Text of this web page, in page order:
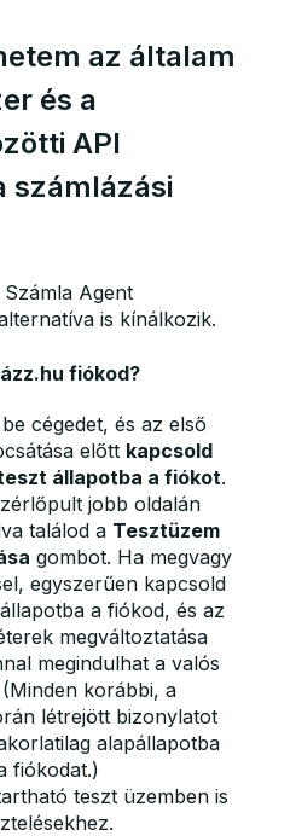
az általam
és a
API
számlázási
Agent
is kínálkozik.
fiókod?
cégedet, és az első
előtt kapcsold
állapotba a fiókot.
jobb oldalán
találod a Tesztüzem
gombot. Ha megvagy
egyszerűen kapcsold
a fiókod, és az
megváltoztatása
megindulhat a valós
korábbi, a
létrejött bizonylatot
alapállapotba
fiókodat.)
teszt üzemben is